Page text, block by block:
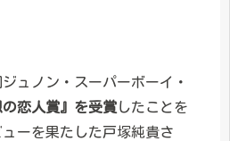
ュノン・スーパーボーイ・
の恋人賞』を受賞したことを
ーを果たした戸塚純貴さ